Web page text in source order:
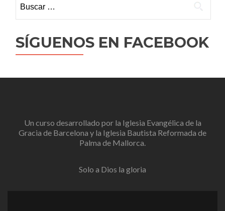
SÍGUENOS EN FACEBOOK
Un curso desarrollado por la Iglesia Evangélica de la
Gracia de Barcelona y la Iglesia Bautista Reformada de
Palma de Mallorca.
Solo a Dios la gloria